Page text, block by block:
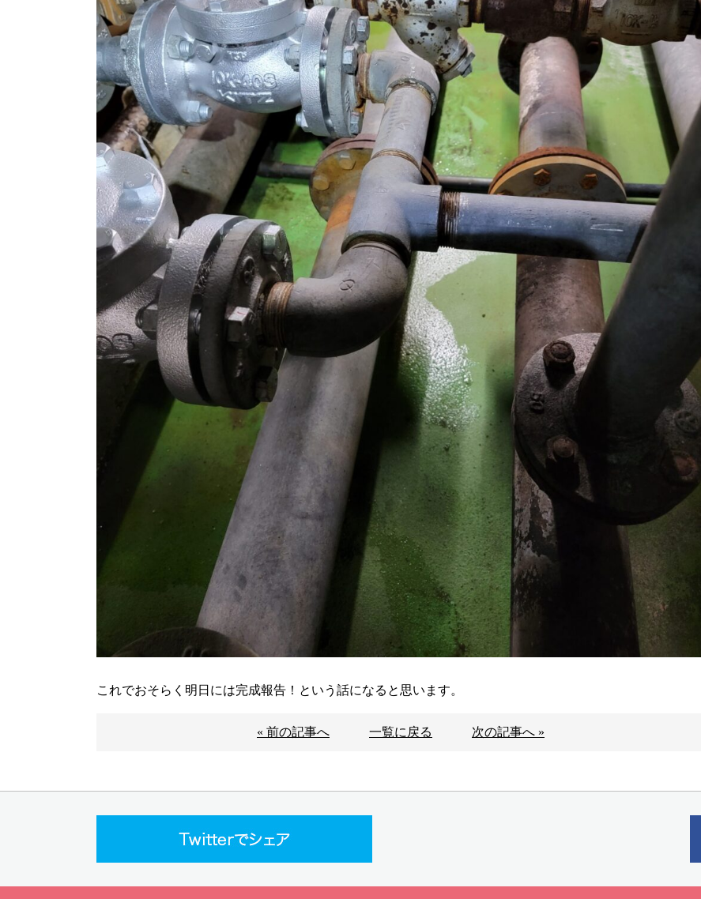
これでおそらく明日には完成報告！という話になると思います。
« 前の記事へ 一覧に戻る 次の記事へ »